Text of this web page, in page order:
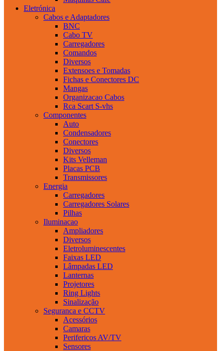
Eletrónica
Cabos e Adaptadores
BNC
Cabo TV
Carregadores
Comandos
Diversos
Extensoes e Tomadas
Fichas e Conectores DC
Mangas
Organizacao Cabos
Rca Scart S-vhs
Componentes
Auto
Condensadores
Conectores
Diversos
Kits Velleman
Placas PCB
Transmissores
Energia
Carregadores
Carregadores Solares
Pilhas
Iluminacao
Ampliadores
Diversos
Eletroluminescentes
Faixas LED
Lâmpadas LED
Lanternas
Projetores
Ring Lights
Sinalização
Seguranca e CCTV
Acessórios
Camaras
Perifericos AV/TV
Sensores